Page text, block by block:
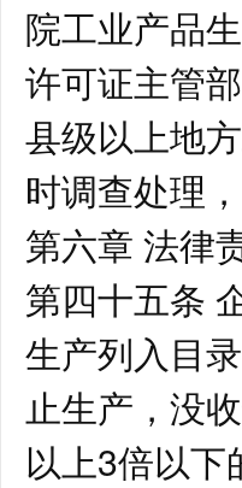
院工业产品
许可证主管
县级以上地
时调查处理
第六章 法律
第四十五条
生产列入目
止生产，没
以上3倍以